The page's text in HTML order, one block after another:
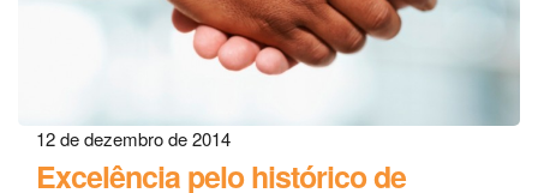
12 de dezembro de 2014
Excelência pelo histórico de